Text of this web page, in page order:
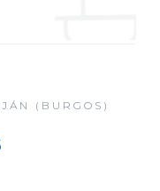
(BURGOS)